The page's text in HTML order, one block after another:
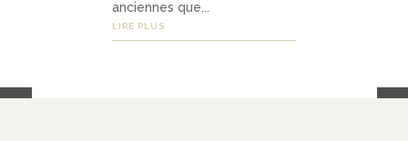
anciennes que...
LIRE PLUS